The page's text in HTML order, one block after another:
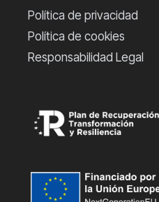
Política de privacidad
Política de cookies
Responsabilidad Legal